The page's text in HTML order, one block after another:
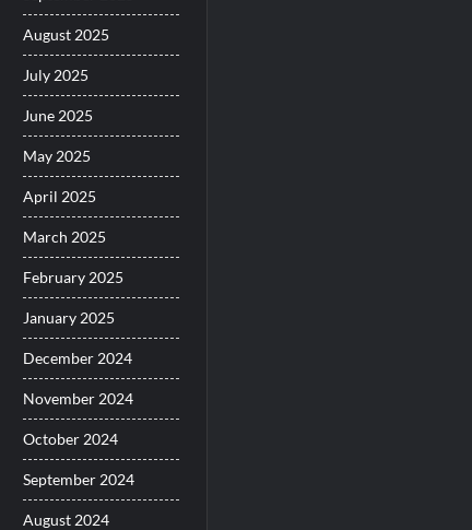
August 2025
July 2025
June 2025
May 2025
April 2025
March 2025
February 2025
January 2025
December 2024
November 2024
October 2024
September 2024
August 2024